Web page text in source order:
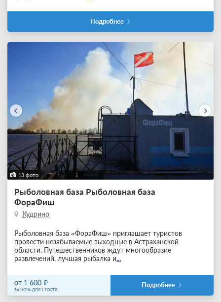
Подробнее
13 фото
Рыболовная база Рыболовная база
ФораФиш
Кудрино
Рыболовная база «ФораФиш» приглашает туристов
провести незабываемые выходные в Астраханской
области. Путешественников ждут многообразие
развлечений, лучшая рыбалка и...
от 1 600
ЗА НОЧЬ ДЛЯ 1 ГОСТЯ
Подробнее